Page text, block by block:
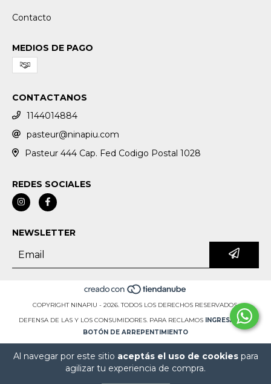
Al navegar por este sitio aceptás el uso de cookiespara
agilizar tu experiencia de compra.
Contacto
MEDIOS DE PAGO
CONTACTANOS
1144014884
pasteur@ninapiu.com
Pasteur 444 Cap. Fed Codigo Postal 1028
REDES SOCIALES
NEWSLETTER
COPYRIGHT NINAPIU - 2026. TODOS LOS DERECHOS RESERVADOS.
DEFENSA DE LAS Y LOS CONSUMIDORES. PARA RECLAMOS
INGRESÁ ACÁ.
BOTÓN DE ARREPENTIMIENTO